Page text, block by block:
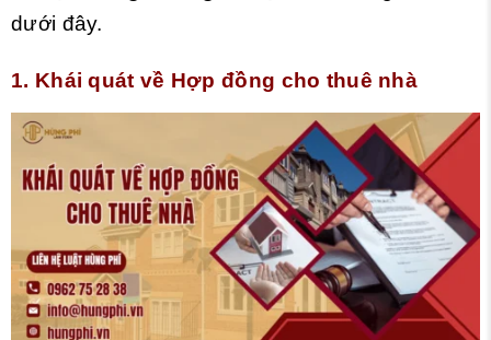
dưới đây.
1. Khái quát về Hợp đồng cho thuê nhà